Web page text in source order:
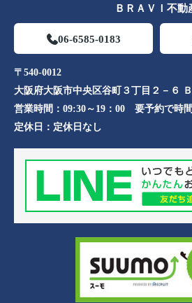
ＢＲＡＶＩ不動
06-6585-0183
〒540-0012
大阪府大阪市中央区谷町３丁目２－６
営業時間： 09:30～19：00 要予約で時
定休日： 定休日なし